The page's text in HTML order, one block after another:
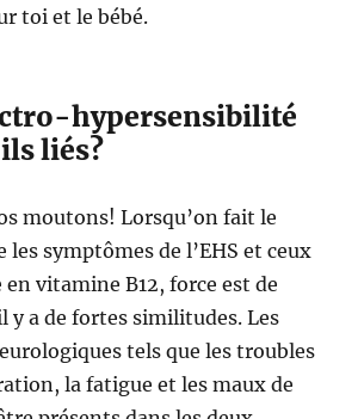
toi et le bébé.
hypersensibilité
liés?
moutons! Lorsqu’on fait le
les symptômes de l’EHS et ceux
en vitamine B12, force est de
y a de fortes similitudes. Les
tels que les troubles
la fatigue et les maux de